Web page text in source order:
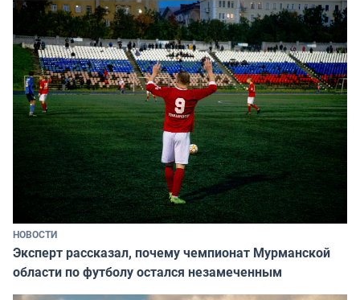
НОВОСТИ
Эксперт рассказал, почему чемпионат Мурманской
области по футболу остался незамеченным